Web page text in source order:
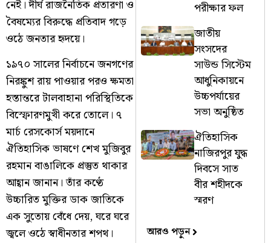
নেই। দীর্ঘ রাজনৈতিক প্রতারণা ও
বৈষম্যের বিরুদ্ধে প্রতিবাদ গড়ে
ওঠে জনতার হৃদয়ে।
১৯৭০ সালের নির্বাচনে জনগণের
নিরঙ্কুশ রায় পাওয়ার পরও ক্ষমতা
হস্তান্তরে টালবাহানা পরিস্থিতিকে
বিস্ফোরণমুখী করে তোলে। ৭
মার্চ রেসকোর্স ময়দানে
ঐতিহাসিক ভাষণে শেখ মুজিবুর
রহমান বাঙালিকে প্রস্তুত থাকার
আহ্বান জানান। তাঁর কণ্ঠে
উচ্চারিত মুক্তির ডাক জাতিকে
এক সুতোয় বেঁধে দেয়, ঘরে ঘরে
জ্বলে ওঠে স্বাধীনতার শপথ।
পরীক্ষার ফল
জাতীয়
সংসদের
সাউন্ড সিস্টেম
আধুনিকায়নে
উচ্চপর্যায়ের
সভা অনুষ্ঠিত
ঐতিহাসিক
নাজিরপুর যুদ্ধ
দিবসে সাত
বীর শহীদকে
স্মরণ
আরও পড়ুন